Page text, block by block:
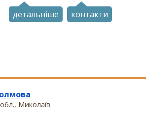
детальніше контакти
Миколаїв